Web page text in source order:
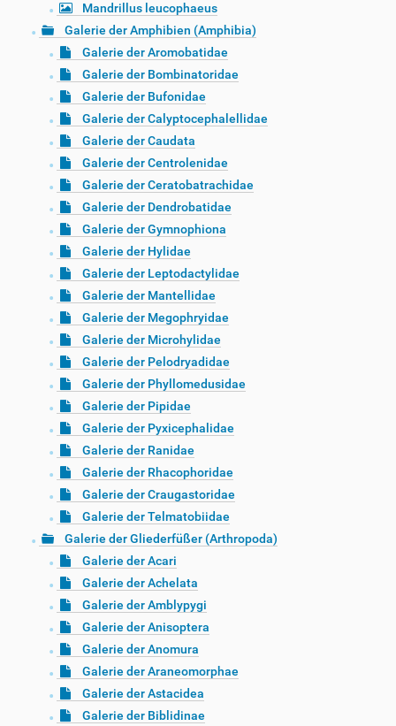
Mandrillus leucophaeus
Galerie der Amphibien (Amphibia)
Galerie der Aromobatidae
Galerie der Bombinatoridae
Galerie der Bufonidae
Galerie der Calyptocephalellidae
Galerie der Caudata
Galerie der Centrolenidae
Galerie der Ceratobatrachidae
Galerie der Dendrobatidae
Galerie der Gymnophiona
Galerie der Hylidae
Galerie der Leptodactylidae
Galerie der Mantellidae
Galerie der Megophryidae
Galerie der Microhylidae
Galerie der Pelodryadidae
Galerie der Phyllomedusidae
Galerie der Pipidae
Galerie der Pyxicephalidae
Galerie der Ranidae
Galerie der Rhacophoridae
Galerie der Craugastoridae
Galerie der Telmatobiidae
Galerie der Gliederfüßer (Arthropoda)
Galerie der Acari
Galerie der Achelata
Galerie der Amblypygi
Galerie der Anisoptera
Galerie der Anomura
Galerie der Araneomorphae
Galerie der Astacidea
Galerie der Biblidinae